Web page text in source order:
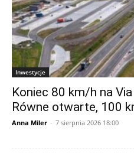
Inwestycje
Koniec 80 km/h na
Równe otwarte, 100
Anna Miler - 7 sierpnia 2026 18:00